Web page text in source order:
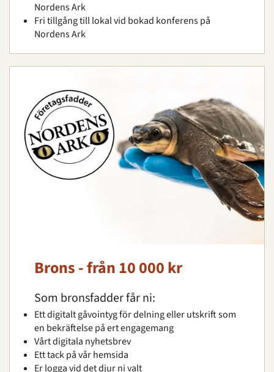
Nordens Ark
Fri tillgång till lokal vid bokad konferens på
Nordens Ark
Brons - från 10 000 kr
Som bronsfadder får ni:
Ett digitalt gåvointyg för delning eller utskrift som
en bekräftelse på ert engagemang
Vårt digitala nyhetsbrev
Ett tack på vår hemsida
Er logga vid det djur ni valt